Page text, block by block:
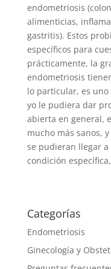
endometriosis
alimenticias,
gastritis). Estos
específicos para
prácticamente, la
endometriosis
lo particular, es
yo le pudiera dar
abierta en general,
mucho más sanos,
se pudieran llegar
condición
Categorías
Endometriosis
Ginecología y